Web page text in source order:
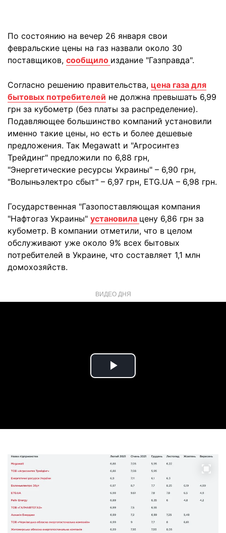
По состоянию на вечер 26 января свои
февральские цены на газ назвали около 30
поставщиков, сообщило издание "Газправда".
Согласно решению правительства, цена газа для
бытовых потребителей не должна превышать 6,99
грн за кубометр (без платы за распределение).
Подавляющее большинство компаний установили
именно такие цены, но есть и более дешевые
предложения. Так Megawatt и "Агросинтез
Трейдинг" предложили по 6,88 грн,
"Энергетические ресурсы Украины" – 6,90 грн,
"Волыньэлектро сбыт" – 6,97 грн, ETG.UA – 6,98 грн.
Государственная "Газопоставляющая компания
"Нафтогаз Украины" установила цену 6,86 грн за
кубометр. В компании отметили, что в целом
обслуживают уже около 9% всех бытовых
потребителей в Украине, что составляет 1,1 млн
домохозяйств.
ВИДЕО ДНЯ
Play